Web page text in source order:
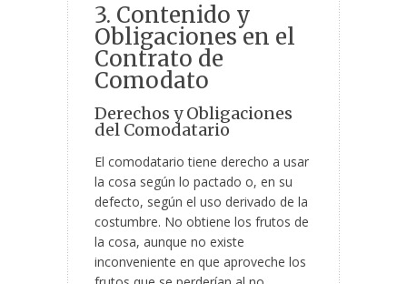
3. Contenido y
Obligaciones en el
Contrato de
Comodato
Derechos y Obligaciones
del Comodatario
El comodatario tiene derecho a usar
la cosa según lo pactado o, en su
defecto, según el uso derivado de la
costumbre. No obtiene los frutos de
la cosa, aunque no existe
inconveniente en que aproveche los